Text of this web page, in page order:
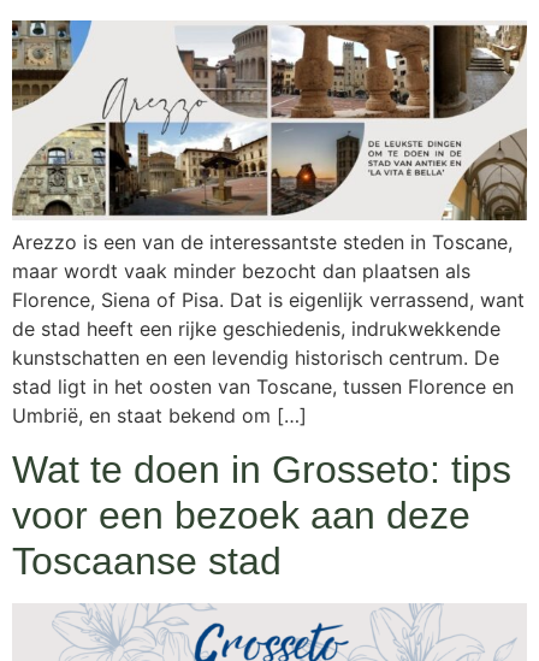
Arezzo is een van de interessantste steden in Toscane,
maar wordt vaak minder bezocht dan plaatsen als
Florence, Siena of Pisa. Dat is eigenlijk verrassend, want
de stad heeft een rijke geschiedenis, indrukwekkende
kunstschatten en een levendig historisch centrum. De
stad ligt in het oosten van Toscane, tussen Florence en
Umbrië, en staat bekend om […]
Wat te doen in Grosseto: tips
voor een bezoek aan deze
Toscaanse stad